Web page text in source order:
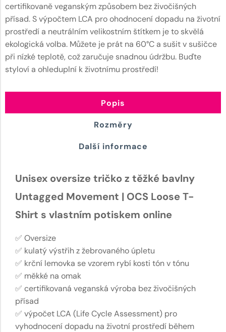
certifikovaně veganským způsobem bez živočišných
přísad. S výpočtem LCA pro ohodnocení dopadu na životní
prostředí a neutrálním velikostním štítkem je to skvělá
ekologická volba. Můžete je prát na 60°C a sušit v sušičce
při nízké teplotě, což zaručuje snadnou údržbu. Buďte
styloví a ohleduplní k životnímu prostředí!
Popis
Rozměry
Další informace
Unisex oversize tričko z těžké bavlny
Untagged Movement | OCS Loose T-
Shirt s vlastním potiskem online
✅ Oversize
✅ kulatý výstřih z žebrovaného úpletu
✅ krční lemovka se vzorem rybí kosti tón v tónu
✅ měkké na omak
✅ certifikovaná veganská výroba bez živočišných
přísad
✅ výpočet LCA (Life Cycle Assessment) pro
vyhodnocení dopadu na životní prostředí během